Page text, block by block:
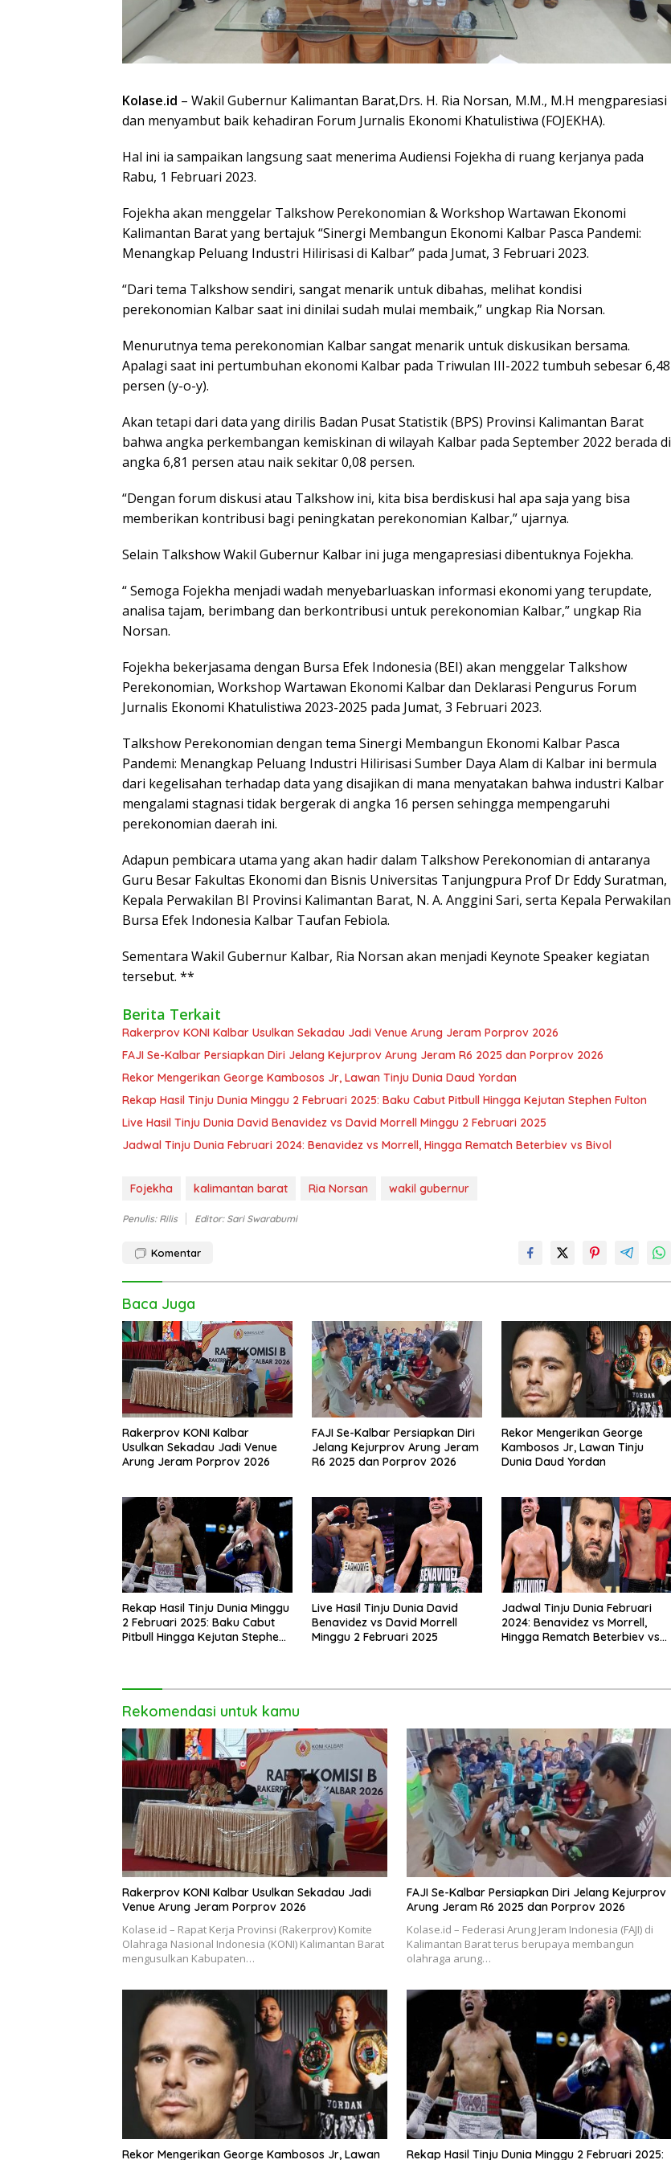
Kolase.id – Wakil Gubernur Kalimantan Barat,Drs. H. Ria Norsan, M.M., M.H mengparesiasi
dan menyambut baik kehadiran Forum Jurnalis Ekonomi Khatulistiwa (FOJEKHA).
Hal ini ia sampaikan langsung saat menerima Audiensi Fojekha di ruang kerjanya pada
Rabu, 1 Februari 2023.
Fojekha akan menggelar Talkshow Perekonomian & Workshop Wartawan Ekonomi
Kalimantan Barat yang bertajuk “Sinergi Membangun Ekonomi Kalbar Pasca Pandemi:
Menangkap Peluang Industri Hilirisasi di Kalbar” pada Jumat, 3 Februari 2023.
“Dari tema Talkshow sendiri, sangat menarik untuk dibahas, melihat kondisi
perekonomian Kalbar saat ini dinilai sudah mulai membaik,” ungkap Ria Norsan.
Menurutnya tema perekonomian Kalbar sangat menarik untuk diskusikan bersama.
Apalagi saat ini pertumbuhan ekonomi Kalbar pada Triwulan III-2022 tumbuh sebesar 6,48
persen (y-o-y).
Akan tetapi dari data yang dirilis Badan Pusat Statistik (BPS) Provinsi Kalimantan Barat
bahwa angka perkembangan kemiskinan di wilayah Kalbar pada September 2022 berada di
angka 6,81 persen atau naik sekitar 0,08 persen.
“Dengan forum diskusi atau Talkshow ini, kita bisa berdiskusi hal apa saja yang bisa
memberikan kontribusi bagi peningkatan perekonomian Kalbar,” ujarnya.
Selain Talkshow Wakil Gubernur Kalbar ini juga mengapresiasi dibentuknya Fojekha.
“ Semoga Fojekha menjadi wadah menyebarluaskan informasi ekonomi yang terupdate,
analisa tajam, berimbang dan berkontribusi untuk perekonomian Kalbar,” ungkap Ria
Norsan.
Fojekha bekerjasama dengan Bursa Efek Indonesia (BEI) akan menggelar Talkshow
Perekonomian, Workshop Wartawan Ekonomi Kalbar dan Deklarasi Pengurus Forum
Jurnalis Ekonomi Khatulistiwa 2023-2025 pada Jumat, 3 Februari 2023.
Talkshow Perekonomian dengan tema Sinergi Membangun Ekonomi Kalbar Pasca
Pandemi: Menangkap Peluang Industri Hilirisasi Sumber Daya Alam di Kalbar ini bermula
dari kegelisahan terhadap data yang disajikan di mana menyatakan bahwa industri Kalbar
mengalami stagnasi tidak bergerak di angka 16 persen sehingga mempengaruhi
perekonomian daerah ini.
Adapun pembicara utama yang akan hadir dalam Talkshow Perekonomian di antaranya
Guru Besar Fakultas Ekonomi dan Bisnis Universitas Tanjungpura Prof Dr Eddy Suratman,
Kepala Perwakilan BI Provinsi Kalimantan Barat, N. A. Anggini Sari, serta Kepala Perwakilan
Bursa Efek Indonesia Kalbar Taufan Febiola.
Sementara Wakil Gubernur Kalbar, Ria Norsan akan menjadi Keynote Speaker kegiatan
tersebut. **
Berita Terkait
Rakerprov KONI Kalbar Usulkan Sekadau Jadi Venue Arung Jeram Porprov 2026
FAJI Se-Kalbar Persiapkan Diri Jelang Kejurprov Arung Jeram R6 2025 dan Porprov 2026
Rekor Mengerikan George Kambosos Jr, Lawan Tinju Dunia Daud Yordan
Rekap Hasil Tinju Dunia Minggu 2 Februari 2025: Baku Cabut Pitbull Hingga Kejutan Stephen Fulton
Live Hasil Tinju Dunia David Benavidez vs David Morrell Minggu 2 Februari 2025
Jadwal Tinju Dunia Februari 2024: Benavidez vs Morrell, Hingga Rematch Beterbiev vs Bivol
Fojekha kalimantan barat Ria Norsan wakil gubernur
Penulis: Rilis Editor: Sari Swarabumi
Komentar
Baca Juga
Rakerprov KONI Kalbar
Usulkan Sekadau Jadi Venue
Arung Jeram Porprov 2026
FAJI Se-Kalbar Persiapkan Diri
Jelang Kejurprov Arung Jeram
R6 2025 dan Porprov 2026
Rekor Mengerikan George
Kambosos Jr, Lawan Tinju
Dunia Daud Yordan
Rekap Hasil Tinju Dunia Minggu
2 Februari 2025: Baku Cabut
Pitbull Hingga Kejutan Stephen
Live Hasil Tinju Dunia David
Benavidez vs David Morrell
Minggu 2 Februari 2025
Jadwal Tinju Dunia Februari
2024: Benavidez vs Morrell,
Hingga Rematch Beterbiev vs
Rekomendasi untuk kamu
Rakerprov KONI Kalbar Usulkan Sekadau Jadi
Venue Arung Jeram Porprov 2026
Kolase.id – Rapat Kerja Provinsi (Rakerprov) Komite
Olahraga Nasional Indonesia (KONI) Kalimantan Barat
mengusulkan Kabupaten…
FAJI Se-Kalbar Persiapkan Diri Jelang Kejurprov
Arung Jeram R6 2025 dan Porprov 2026
Kolase.id – Federasi Arung Jeram Indonesia (FAJI) di
Kalimantan Barat terus berupaya membangun
olahraga arung…
Rekor Mengerikan George Kambosos Jr, Lawan Rekap Hasil Tinju Dunia Minggu 2 Februari 2025: